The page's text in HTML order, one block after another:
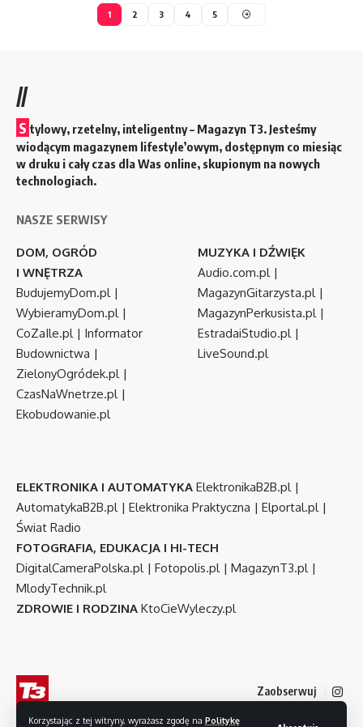
Korzystając z tej witryny, wyrażasz zgodę na Politykę
1 2 3 4 5
//
S tylowy, rzetelny, inteligentny – Magazyn T3. Jesteśmy
wiodącym magazynem lifestyle’owym, dostępnym co miesiąc
w druku i cały czas dla Was online, skupionym na nowych
technologiach.
NASZE SERWISY
DOM, OGRÓD
I WNĘTRZA
BudujemyDom.pl|
WybieramyDom.pl|
CoZaIle.pl| Informator
Budownictwa |
ZielonyOgródek.pl|
CzasNaWnetrze.pl|
Ekobudowanie.pl
MUZYKA I DŹWIĘK
Audio.com.pl|
MagazynGitarzysta.pl|
MagazynPerkusista.pl|
EstradaiStudio.pl|
LiveSound.pl
ELEKTRONIKA I AUTOMATYKA ElektronikaB2B.pl|
AutomatykaB2B.pl| Elektronika Praktyczna | Elportal.pl|
Świat Radio
FOTOGRAFIA, EDUKACJA I HI-TECH
DigitalCameraPolska.pl| Fotopolis.pl| MagazynT3.pl|
MlodyTechnik.pl
ZDROWIE I RODZINA KtoCieWyleczy.pl
Zaobserwuj